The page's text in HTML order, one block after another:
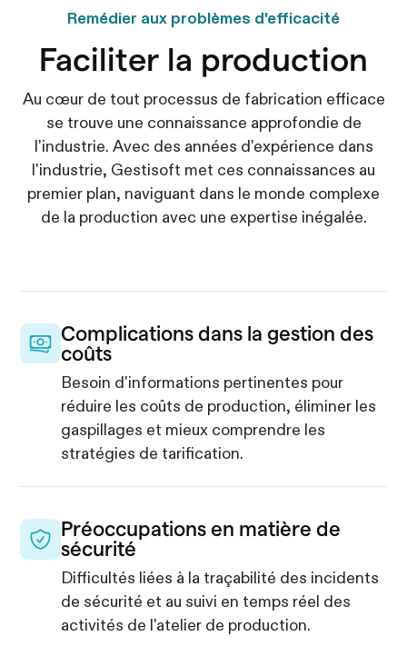
Remédier aux problèmes d'efficacité
Faciliter la production
Au cœur de tout processus de fabrication efficace
se trouve une connaissance approfondie de
l'industrie. Avec des années d'expérience dans
l'industrie, Gestisoft met ces connaissances au
premier plan, naviguant dans le monde complexe
de la production avec une expertise inégalée.
Complications dans la gestion des
coûts
Besoin d'informations pertinentes pour
réduire les coûts de production, éliminer les
gaspillages et mieux comprendre les
stratégies de tarification.
Préoccupations en matière de
sécurité
Difficultés liées à la traçabilité des incidents
de sécurité et au suivi en temps réel des
activités de l'atelier de production.